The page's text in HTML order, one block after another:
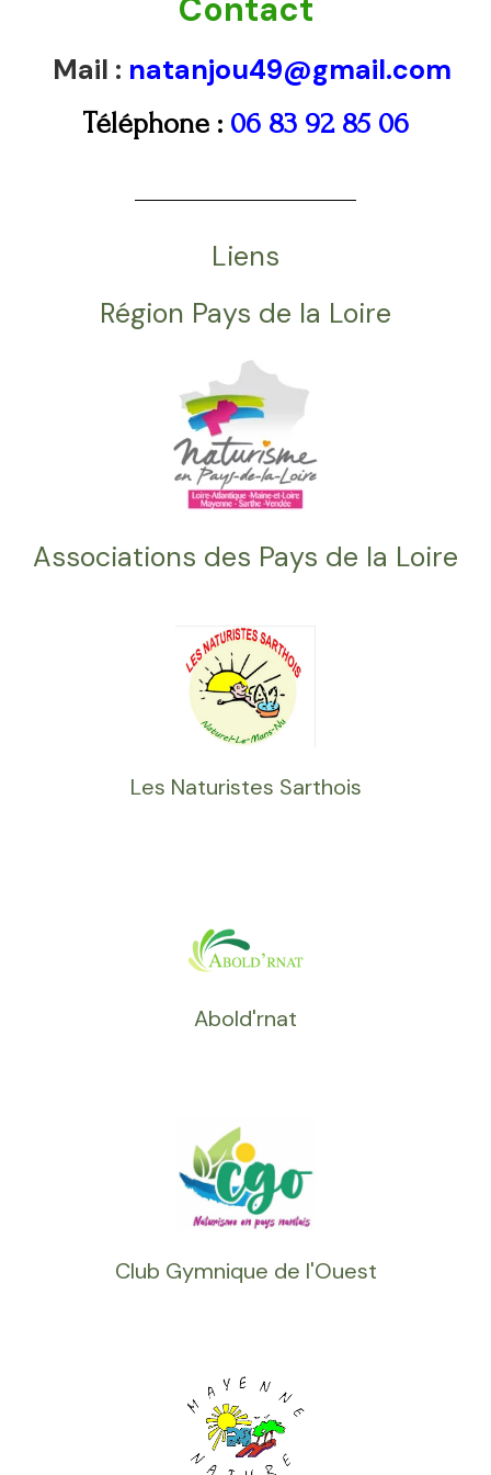
Contact
Mail : natanjou49@gmail.com
Téléphone : 06 83 92 85 06
Liens
Région Pays de la Loire
Associations des Pays de la Loire
Les Naturistes Sarthois
Abold'rnat
Club Gymnique de l'Ouest